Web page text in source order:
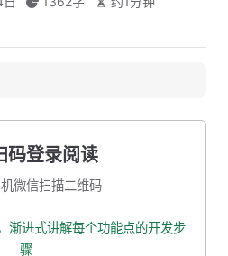
码登录阅读
微信扫描二维码
渐进式讲解每个功能点的开发步
骤